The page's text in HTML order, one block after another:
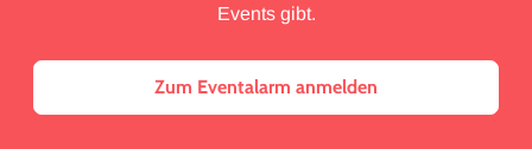
Events gibt.
Zum Eventalarm anmelden